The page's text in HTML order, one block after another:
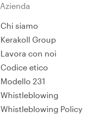
Azienda
Chi siamo
Kerakoll Group
Lavora con noi
Codice etico
Modello 231
Whistleblowing
Whistleblowing Policy